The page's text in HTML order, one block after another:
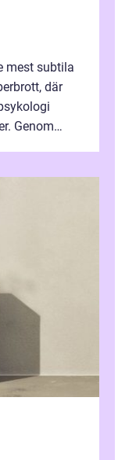
mest subtila
där
Genom